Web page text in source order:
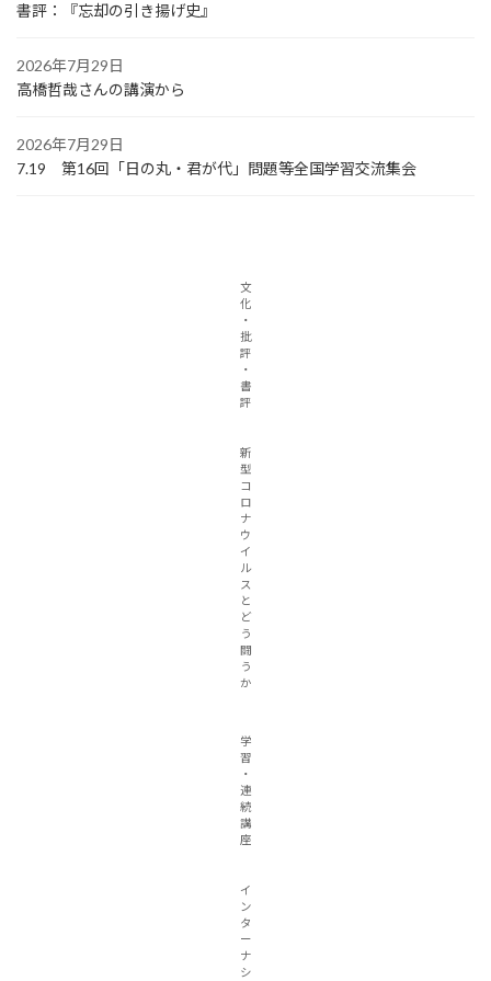
書評：『忘却の引き揚げ史』
2026年7月29日
高橋哲哉さんの講演から
2026年7月29日
7.19 第16回「日の丸・君が代」問題等全国学習交流集会
文
化
・
批
評
・
書
評
新
型
コ
ロ
ナ
ウ
イ
ル
ス
と
ど
う
闘
う
か
学
習
・
連
続
講
座
イ
ン
タ
ー
ナ
シ